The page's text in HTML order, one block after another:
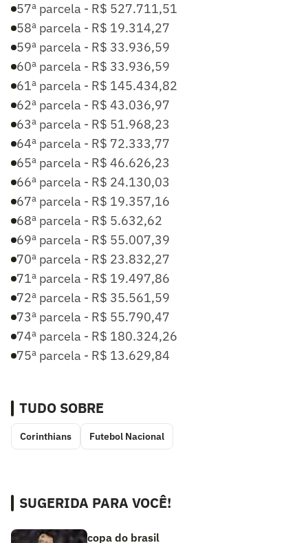
57ª parcela - R$ 527.711,51
58ª parcela - R$ 19.314,27
59ª parcela - R$ 33.936,59
60ª parcela - R$ 33.936,59
61ª parcela - R$ 145.434,82
62ª parcela - R$ 43.036,97
63ª parcela - R$ 51.968,23
64ª parcela - R$ 72.333,77
65ª parcela - R$ 46.626,23
66ª parcela - R$ 24.130,03
67ª parcela - R$ 19.357,16
68ª parcela - R$ 5.632,62
69ª parcela - R$ 55.007,39
70ª parcela - R$ 23.832,27
71ª parcela - R$ 19.497,86
72ª parcela - R$ 35.561,59
73ª parcela - R$ 55.790,47
74ª parcela - R$ 180.324,26
75ª parcela - R$ 13.629,84
TUDO SOBRE
Corinthians Futebol Nacional
SUGERIDA PARA VOCÊ!
copa do brasil